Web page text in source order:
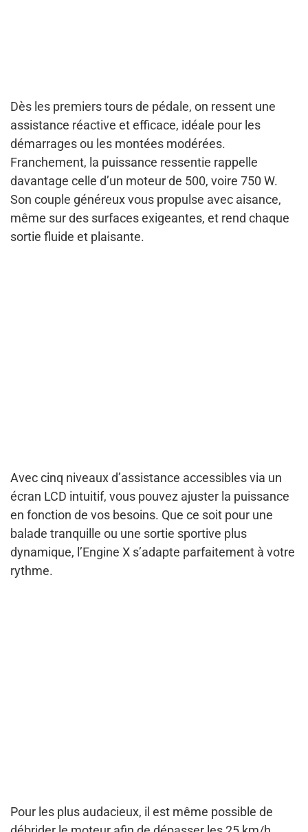
Dès les premiers tours de pédale, on ressent une
assistance réactive et efficace, idéale pour les
démarrages ou les montées modérées.
Franchement, la puissance ressentie rappelle
davantage celle d’un moteur de 500, voire 750 W.
Son couple généreux vous propulse avec aisance,
même sur des surfaces exigeantes, et rend chaque
sortie fluide et plaisante.
Avec cinq niveaux d’assistance accessibles via un
écran LCD intuitif, vous pouvez ajuster la puissance
en fonction de vos besoins. Que ce soit pour une
balade tranquille ou une sortie sportive plus
dynamique, l’Engine X s’adapte parfaitement à votre
rythme.
Pour les plus audacieux, il est même possible de